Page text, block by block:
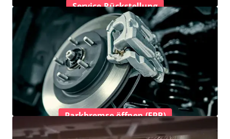
Service-Rückstellung
Parkbremse öffnen (EPB)